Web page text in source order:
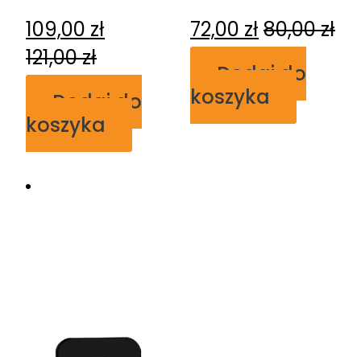
127.P61
109,00 zł
121,00zł
Dodaj do
koszyka
003-127.P61
72,00 zł 80,00zł
Dodaj do
koszyka